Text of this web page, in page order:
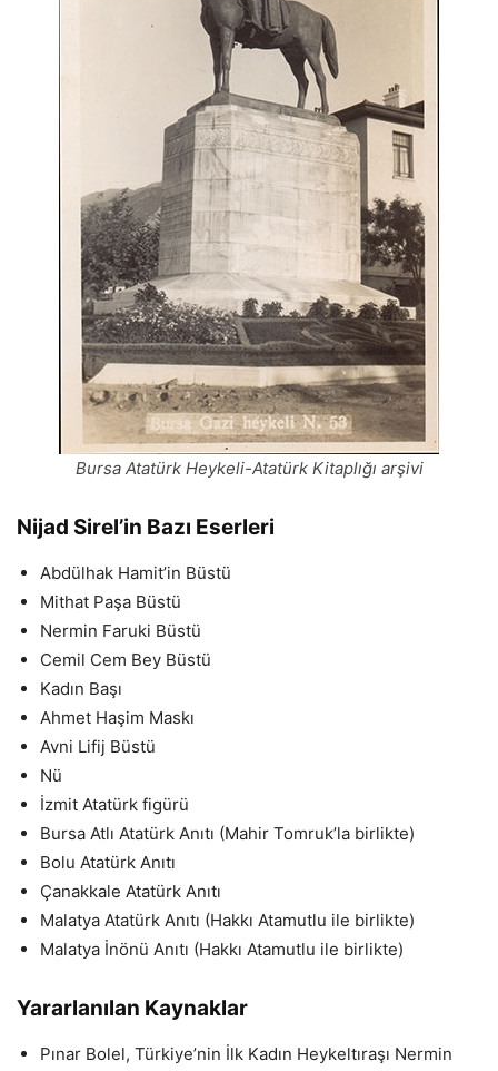
Bursa Atatürk Heykeli-Atatürk Kitaplığı arşivi
Nijad Sirel’in Bazı Eserleri
Abdülhak Hamit’in Büstü
Mithat Paşa Büstü
Nermin Faruki Büstü
Cemil Cem Bey Büstü
Kadın Başı
Ahmet Haşim Maskı
Avni Lifij Büstü
Nü
İzmit Atatürk figürü
Bursa Atlı Atatürk Anıtı (Mahir Tomruk’la birlikte)
Bolu Atatürk Anıtı
Çanakkale Atatürk Anıtı
Malatya Atatürk Anıtı (Hakkı Atamutlu ile birlikte)
Malatya İnönü Anıtı (Hakkı Atamutlu ile birlikte)
Yararlanılan Kaynaklar
Pınar Bolel, Türkiye’nin İlk Kadın Heykeltıraşı Nermin